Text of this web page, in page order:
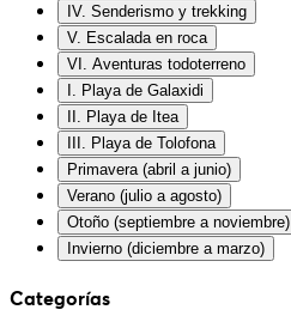
IV. Senderismo y trekking
V. Escalada en roca
VI. Aventuras todoterreno
I. Playa de Galaxidi
II. Playa de Itea
III. Playa de Tolofona
Primavera (abril a junio)
Verano (julio a agosto)
Otoño (septiembre a noviembre)
Invierno (diciembre a marzo)
Categorías